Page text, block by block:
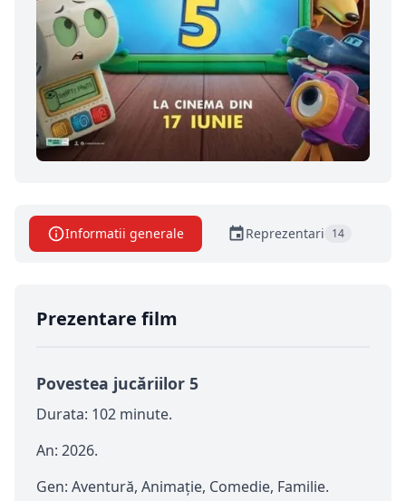
Informatii generale Reprezentari 14
Prezentare film
Povestea jucăriilor 5
Durata: 102 minute.
An: 2026.
Gen: Aventură, Animație, Comedie, Familie.